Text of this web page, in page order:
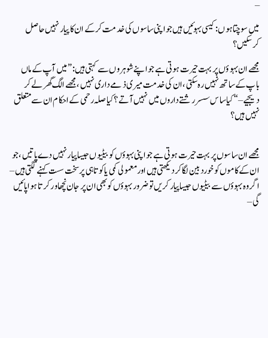
–
میں سوچتا ہوں : کیسی بہوئیں ہیں جو اپنی ساسوں کی خدمت کرکے ان کا پیار نہیں حاصل
کرسکیں؟
مجھے ان بہوؤں پر بہت حیرت ہوتی ہے جو اپنے شوہروں سے کہتی ہیں : ” میں آپ کے ماں
باپ کے ساتھ نہیں رہ سکتی ، ان کی خدمت میری ذمے داری نہیں ، مجھے الگ گھر لے کر
دیجیے – “ کیا ساس سسر رشتے داروں میں نہیں آتے؟ کیا صلہ رحمی کے احکام ان سے متعلق
نہیں ہیں؟
مجھے ان ساسوں پر بہت حیرت ہوتی ہے جو اپنی بہوؤں کو بیٹیوں جیسا پیار نہیں دے پاتیں ، جو
ان کے کاموں کو خوردبین لگاکر دیکھتی ہیں اور معمولی کمی یا کوتاہی پر سخت سست کہنے لگتی ہیں –
اگر وہ بہوؤں سے بیٹیوں جیسا پیار کریں تو ضرور بہوؤں کو بھی ان پر جان نچھاور کرتا ہوا پائیں
گی –